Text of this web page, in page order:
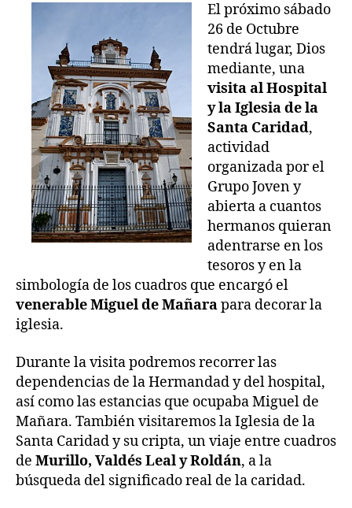
El próximo sábado
26 de Octubre
tendrá lugar, Dios
mediante, una
visita al Hospital
y la Iglesia de la
Santa Caridad,
actividad
organizada por el
Grupo Joven y
abierta a cuantos
hermanos quieran
adentrarse en los
tesoros y en la
simbología de los cuadros que encargó el
venerable Miguel de Mañarapara decorar la
iglesia.
Durante la visita podremos recorrer las
dependencias de la Hermandad y del hospital,
así como las estancias que ocupaba Miguel de
Mañara. También visitaremos la Iglesia de la
Santa Caridad y su cripta, un viaje entre cuadros
de Murillo, Valdés Leal y Roldán, a la
búsqueda del significado real de la caridad.